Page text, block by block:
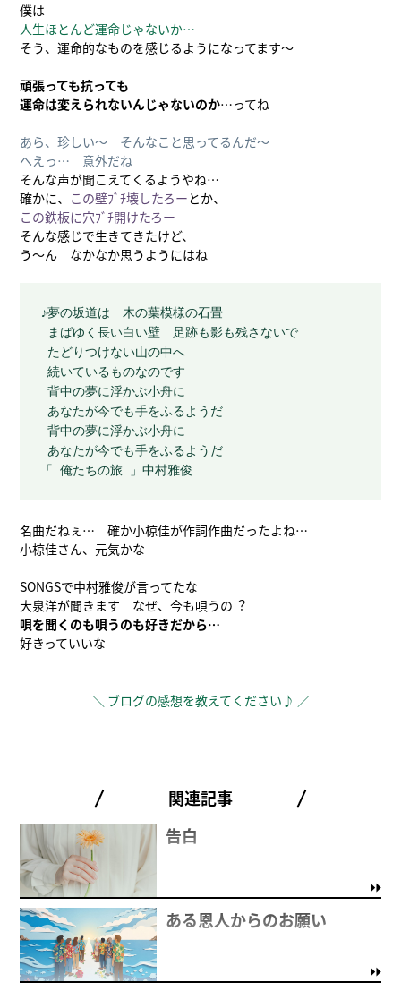
僕は
人生ほとんど運命じゃないか…
そう、運命的なものを感じるようになってます～
頑張っても抗っても
運命は変えられないんじゃないのか…ってね
あら、珍しい～ そんなこと思ってるんだ～
へえっ… 意外だね
そんな声が聞こえてくるようやね…
確かに、 この壁ﾌﾞﾁ壊したろーとか、
この鉄板に穴ﾌﾞﾁ開けたろー
そんな感じで生きてきたけど、
う～ん なかなか思うようにはね
♪夢の坂道は　木の葉模様の石畳
まばゆく長い白い壁　足跡も影も残さないで
たどりつけない山の中へ
続いているものなのです
背中の夢に浮かぶ小舟に
あなたが今でも手をふるようだ
背中の夢に浮かぶ小舟に
あなたが今でも手をふるようだ
「 俺たちの旅 」中村雅俊
名曲だねぇ… 確か小椋佳が作詞作曲だったよね…
小椋佳さん、元気かな
SONGSで中村雅俊が言ってたな
大泉洋が聞きます なぜ、今も唄うの︖
唄を聞くのも唄うのも好きだから…
好きっていいな
＼ ブログの感想を教えてください♪ ／
関連記事
告白
ある恩人からのお願い